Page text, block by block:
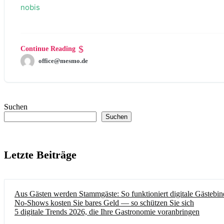
nobis
Continue Reading
office@mesmo.de
Suchen
Suchen
Letzte Beiträge
Aus Gästen werden Stammgäste: So funktioniert digitale
No-Shows kosten Sie bares Geld — so schützen Sie sich
5 digitale Trends 2026, die Ihre Gastronomie voranbringen